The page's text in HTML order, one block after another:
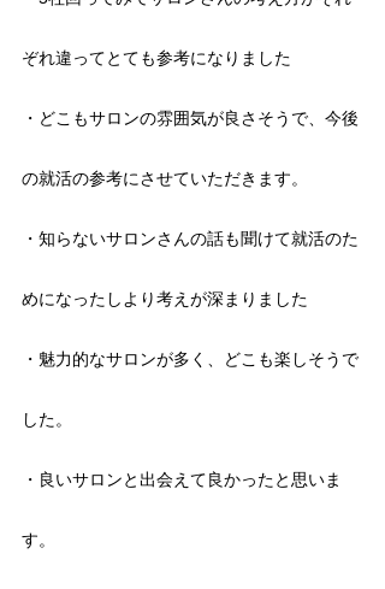
ぞれ違ってとても参考になりました
・どこもサロンの雰囲気が良さそうで、今後
の就活の参考にさせていただきます。
・知らないサロンさんの話も聞けて就活のた
めになったしより考えが深まりました
・魅力的なサロンが多く、どこも楽しそうで
した。
・良いサロンと出会えて良かったと思いま
す。